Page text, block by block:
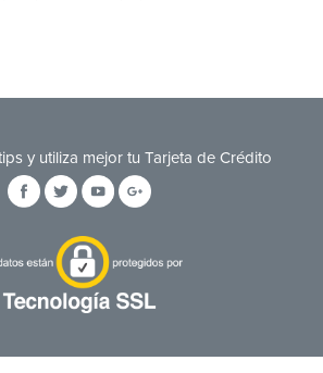
y utiliza mejor tu Tarjeta de Crédito